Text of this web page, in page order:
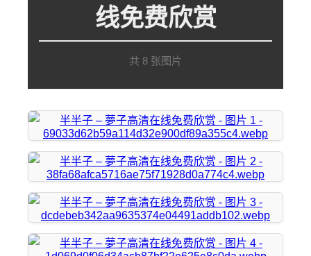
线免费欣赏
共 8 张图片